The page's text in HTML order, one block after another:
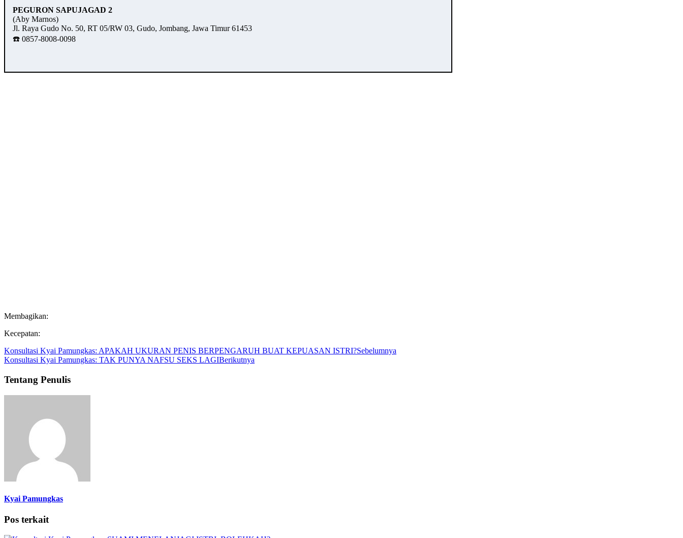
PEGURON SAPUJAGAD 2
(Aby Marnos)
Jl. Raya Gudo No. 50, RT 05/RW 03, Gudo, Jombang, Jawa Timur 61453
☎️ 0857-8008-0098
Membagikan:
Kecepatan:
Konsultasi Kyai Pamungkas: APAKAH UKURAN PENIS BERPENGARUH BUAT KEPUASAN ISTRI?Sebelumnya
Konsultasi Kyai Pamungkas: TAK PUNYA NAFSU SEKS LAGIBerikutnya
Tentang Penulis
Kyai Pamungkas
Pos terkait